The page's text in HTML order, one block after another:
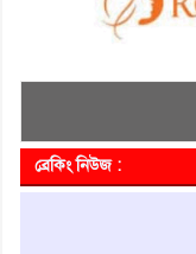
ব্রেকিং নিউজ :